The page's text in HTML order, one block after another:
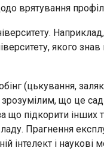
врятування
якого
(цькування,
що це
підкорити інших
Прагнення
інтелект і наукові